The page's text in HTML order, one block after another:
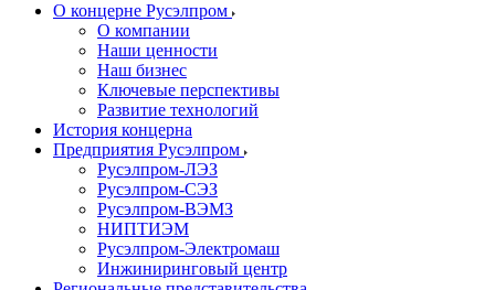
О концерне Русэлпром
О компании
Наши ценности
Наш бизнес
Ключевые перспективы
Развитие технологий
История концерна
Предприятия Русэлпром
Русэлпром-ЛЭЗ
Русэлпром-СЭЗ
Русэлпром-ВЭМЗ
НИПТИЭМ
Русэлпром-Электромаш
Инжиниринговый центр